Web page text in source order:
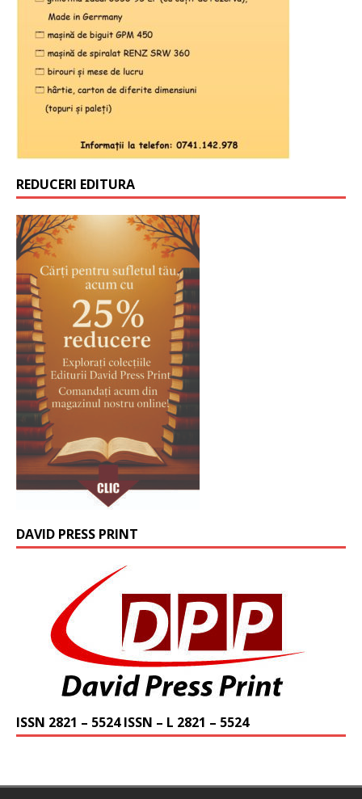
REDUCERI EDITURA
DAVID PRESS PRINT
ISSN 2821 – 5524 ISSN – L 2821 – 5524